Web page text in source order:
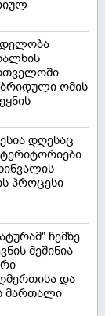
ომის
დღესაც
პროცესი
ჩემზე
მეშინია
და
მართალი